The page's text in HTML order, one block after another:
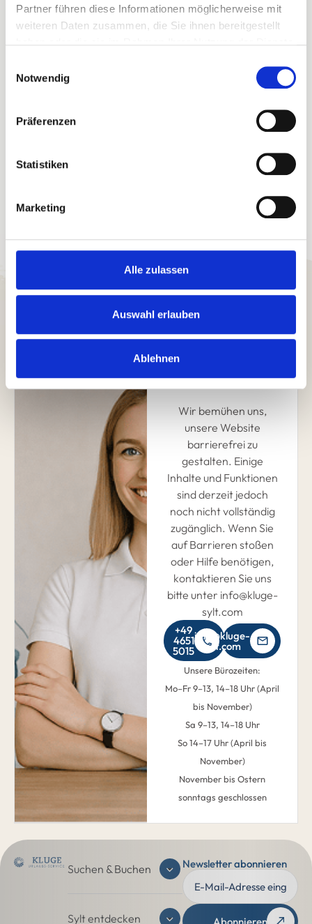
Partner führen diese Informationen möglicherweise mit
weiteren Daten zusammen, die Sie ihnen bereitgestellt
Notwendig
Präferenzen
Statistiken
Marketing
Alle zulassen
Auswahl erlauben
Ablehnen
Ihre Buchungsvorteile
Sofortige Buchungsbestätigung
Willkommensgruß in der Ferienunterkunft
Wünsche?
Wir bemühen uns,
unsere Website
barrierefrei zu
gestalten. Einige
Inhalte und Funktionen
sind derzeit jedoch
noch nicht vollständig
zugänglich. Wenn Sie
auf Barrieren stoßen
oder Hilfe benötigen,
kontaktieren Sie uns
bitte unter info@kluge-
sylt.com
+49
4651
5015
info@kluge-
sylt.com
Unsere Bürozeiten:
Mo–Fr 9–13, 14–18 Uhr (April
bis November)
Sa 9–13, 14–18 Uhr
So 14–17 Uhr (April bis
November)
November bis Ostern
sonntags geschlossen
Suchen & Buchen
Sylt entdecken
Newsletter abonnieren
Abonnieren